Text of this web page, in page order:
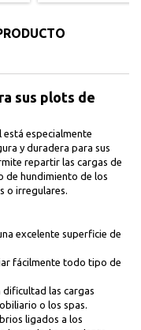
sus plots de
especialmente
y duradera para sus
repartir las cargas de
de hundimiento de los
o irregulares.
excelente superficie de
fácilmente todo tipo de
las cargas
o los spas.
ligados a los